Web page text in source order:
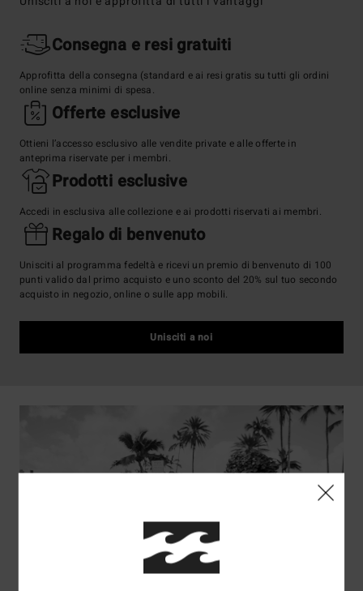
Consegna e resi gratuiti
Approfitta della consegna (standard e ai resi gratis su tutti gli ordini
online senza minimi di spesa.
 Offerte esclusive
Ottieni l’accesso esclusivo alle vendite private e alle offerte in
anteprima riservate per i membri.
Prodotti esclusive
Accedi in esclusiva alle collezione e ai prodotti riservati ai membri.
 Regalo di benvenuto
Unisciti al programma fedeltà e ricevi un premio di benvenuto di 100
punti valido dal primo acquisto e uno sconto del 20% sul tuo secondo
acquisto in negozio, online o sulle app mobili.
Unisciti a noi